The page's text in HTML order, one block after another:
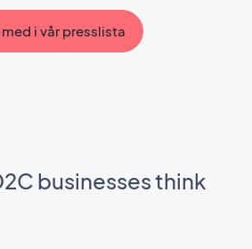
med i vår presslista
businesses think